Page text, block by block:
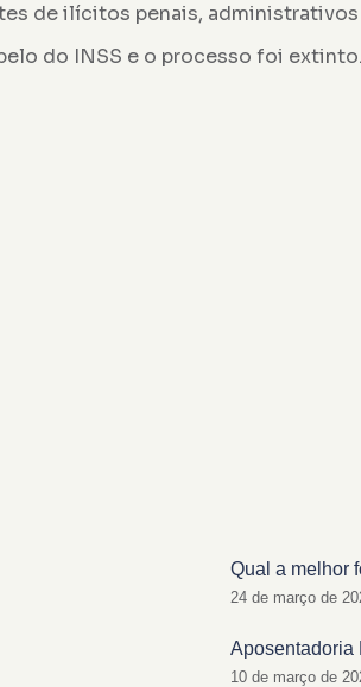
de ilícitos penais,
do INSS e o processo foi extinto.
Qual a melhor
24 de março de
Aposentadoria
10 de março de